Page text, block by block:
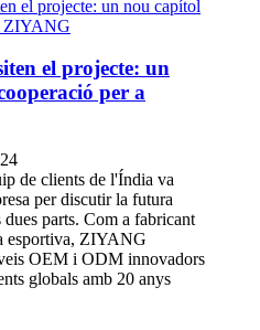
el projecte: un
per a
de clients de l'Índia va
per discutir la futura
parts. Com a fabricant
esportiva, ZIYANG
OEM i ODM innovadors
globals amb 20 anys